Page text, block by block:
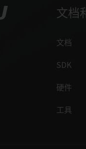
文档
文档
SDK
硬件
工具